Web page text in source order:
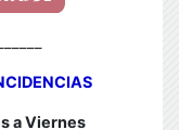
a Viernes